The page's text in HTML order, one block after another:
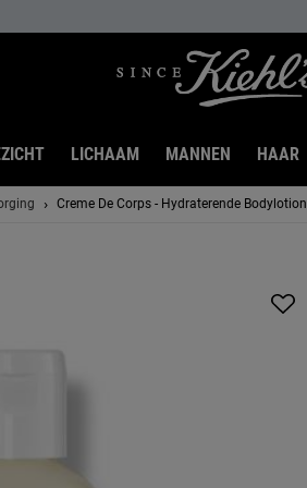
LICHAAM MANNEN HAAR
Creme De Corps - Hydraterende Bodylotion